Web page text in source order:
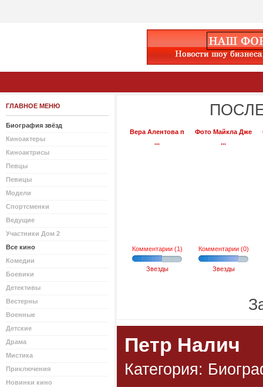
ГЛАВНОЕ МЕНЮ
Биография звёзд
Киноактеры
Киноактрисы
Певцы
Певицы
Модели
Спортсменки
Ведущие
Участники Дом 2
Все кино
Комедии
Боевики
Детективы
Вестерны
Военные
Детские
Драма
Мистика
Приключения
Новинки кино
Вера Алентова п
...
Комментарии (1)
Звезды
Фото Майкла Дже
...
Комментарии (0)
Звезды
Петр Налич
Категория: